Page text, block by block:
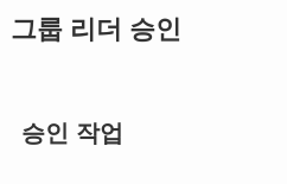
그룹 리더 승인
승인 작업